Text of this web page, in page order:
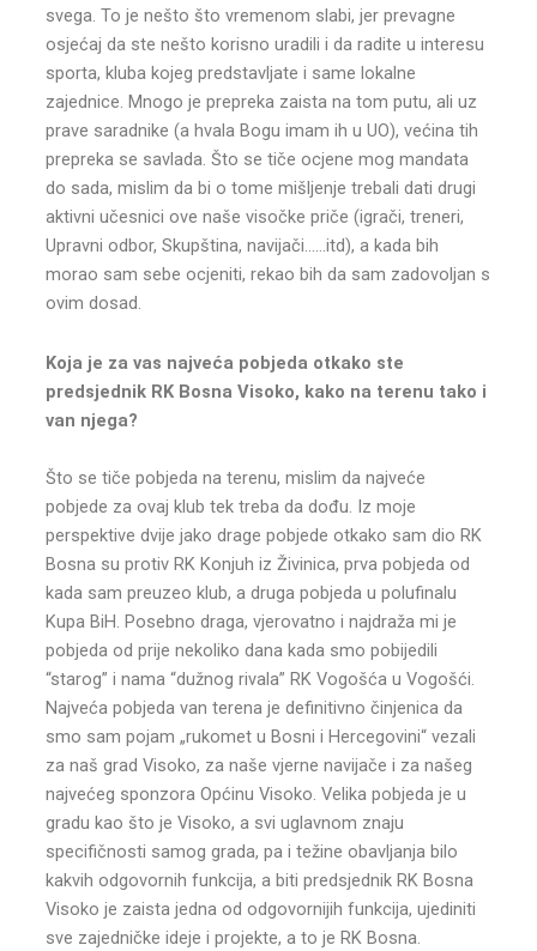
svega. To je nešto što vremenom slabi, jer prevagne
osjećaj da ste nešto korisno uradili i da radite u interesu
sporta, kluba kojeg predstavljate i same lokalne
zajednice. Mnogo je prepreka zaista na tom putu, ali uz
prave saradnike (a hvala Bogu imam ih u UO), većina tih
prepreka se savlada. Što se tiče ocjene mog mandata
do sada, mislim da bi o tome mišljenje trebali dati drugi
aktivni učesnici ove naše visočke priče (igrači, treneri,
Upravni odbor, Skupština, navijači……itd), a kada bih
morao sam sebe ocjeniti, rekao bih da sam zadovoljan s
ovim dosad.
Koja je za vas najveća pobjeda otkako ste
predsjednik RK Bosna Visoko, kako na terenu tako i
van njega?
Što se tiče pobjeda na terenu, mislim da najveće
pobjede za ovaj klub tek treba da dođu. Iz moje
perspektive dvije jako drage pobjede otkako sam dio RK
Bosna su protiv RK Konjuh iz Živinica, prva pobjeda od
kada sam preuzeo klub, a druga pobjeda u polufinalu
Kupa BiH. Posebno draga, vjerovatno i najdraža mi je
pobjeda od prije nekoliko dana kada smo pobijedili
“starog” i nama “dužnog rivala” RK Vogošća u Vogošći.
Najveća pobjeda van terena je definitivno činjenica da
smo sam pojam „rukomet u Bosni i Hercegovini“ vezali
za naš grad Visoko, za naše vjerne navijače i za našeg
najvećeg sponzora Općinu Visoko. Velika pobjeda je u
gradu kao što je Visoko, a svi uglavnom znaju
specifičnosti samog grada, pa i težine obavljanja bilo
kakvih odgovornih funkcija, a biti predsjednik RK Bosna
Visoko je zaista jedna od odgovornijih funkcija, ujediniti
sve zajedničke ideje i projekte, a to je RK Bosna.